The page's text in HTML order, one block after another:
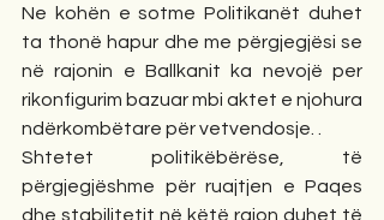
Ne kohën e sotme Politikanët duhet
ta thonë hapur dhe me përgjegjësi se
në rajonin e Ballkanit ka nevojë per
rikonfigurim bazuar mbi aktet e njohura
ndërkombëtare për vetvendosje. .
Shtetet politikëbërëse, të
përgjegjëshme për ruajtjen e Paqes
dhe stabilitetit në këtë rajon duhet të